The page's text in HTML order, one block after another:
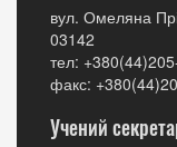
вул. Омеляна
03142
тел:
факс:
Учений